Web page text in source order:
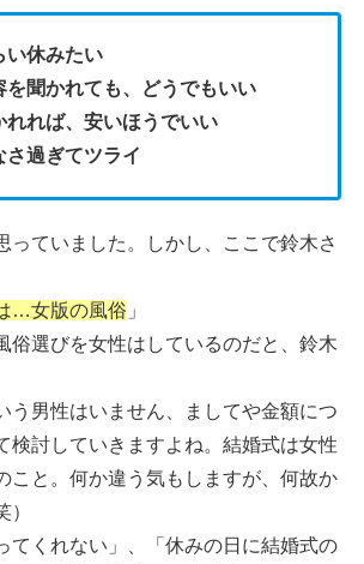
い休みたい
を聞かれても、どうでもいい
れば、安いほうでいい
さ過ぎてツライ
っていました。しかし、ここで鈴木さ
…女版の風俗 」
俗選びを女性はしているのだと、鈴木
う男性はいません、ましてや金額につ
検討していきますよね。結婚式は女性
こと。何か違う気もしますが、何故か
てくれない」、「休みの日に結婚式の